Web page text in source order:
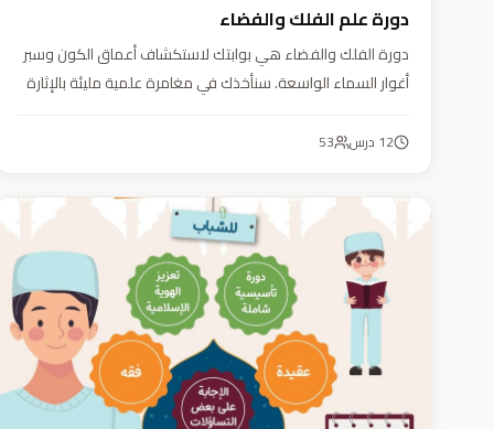
دورة علم الفلك والفضاء
دورة الفلك والفضاء هي بوابتك لاستكشاف أعماق الكون وسبر
أغوار السماء الواسعة. سنأخذك في مغامرة علمية مليئة بالإثارة
تنير عقلك وتثري خيالك، لتمنحك رؤية جديدة للكون وتفتح لك
12 درس 53